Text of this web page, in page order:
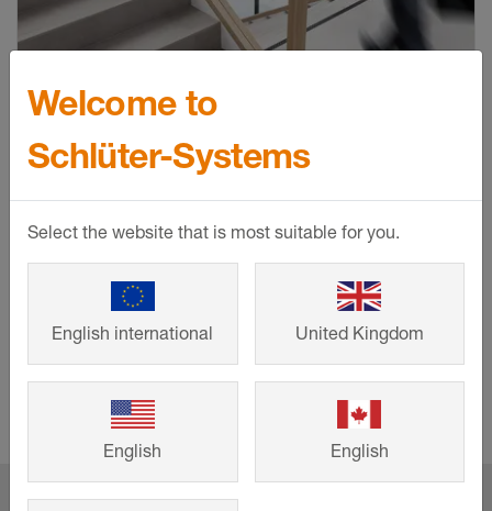
2024 fick Schlüter-TREP-V Plus X Award i kategorierna
Vid iF DESIGN AWARD stod sig vår trappnosprofil väl i
kategorierna ”Produkt” och ”Fastighetsteknik”.
Welcome to
Schlüter-Systems
Select the website that is most suitable for you.
English international United Kingdom
English English